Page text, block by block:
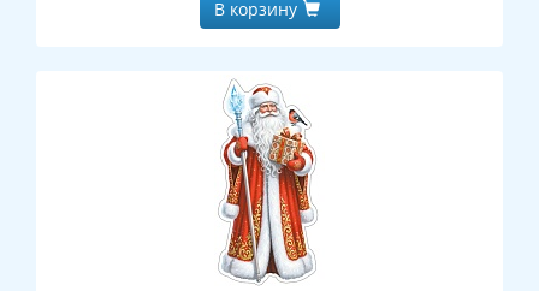
В корзину